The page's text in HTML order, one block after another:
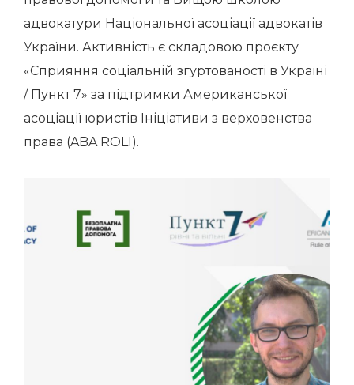
адвокатури Національної асоціації адвокатів
України. Активність є складовою проєкту
«Сприяння соціальній згуртованості в Україні
/ Пункт 7» за підтримки Американської
асоціації юристів Ініціативи з верховенства
права (ABA ROLI).